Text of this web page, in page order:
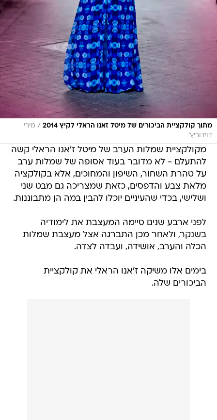
מתוך קולקציית הביכורים של מיטל זאנו הראלי לקיץ 2014 / מירי
דוידוביץ'
מקולקציית שמלות הערב של מיטל ז'אנו הראלי קשה
להתעלם - לא מדובר בעוד אסופה של שמלות ערב
על טהרת השחור, השיפון והמחוכים, אלא בקולקציה
מלאת צבע והדפסים, כזאת שמצריכה גם מבט שני
ושלישי, בכדי שהעיניים יוכלו להבין במה הן מתבוננות.
לפני ארבע שנים סיימה המעצבת את לימודיה
בשנקר, ולאחר מכן התברגה אצל מעצבת שמלות
הכלה והערב, אושידה, ועבדה לצדה.
בימים אלו משיקה ז'אנו הראלי את קולקציית
הביכורים שלה.